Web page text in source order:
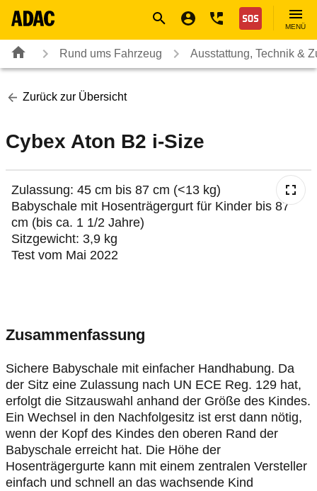
Nothilfe
MENÜ
Rund ums Fahrzeug Ausstattung, Technik &
Zurück zur Übersicht
Cybex Aton B2 i-Size
Zulassung: 45 cm bis 87 cm (<13 kg)
Babyschale mit Hosenträgergurt für Kinder bis 87
cm (bis ca. 1 1/2 Jahre)
Sitzgewicht: 3,9 kg
Test vom Mai 2022
Zusammenfassung
Sichere Babyschale mit einfacher Handhabung. Da
der Sitz eine Zulassung nach UN ECE Reg. 129 hat,
erfolgt die Sitzauswahl anhand der Größe des Kindes.
Ein Wechsel in den Nachfolgesitz ist erst dann nötig,
wenn der Kopf des Kindes den oberen Rand der
Babyschale erreicht hat. Die Höhe der
Hosenträgergurte kann mit einem zentralen Versteller
einfach und schnell an das wachsende Kind